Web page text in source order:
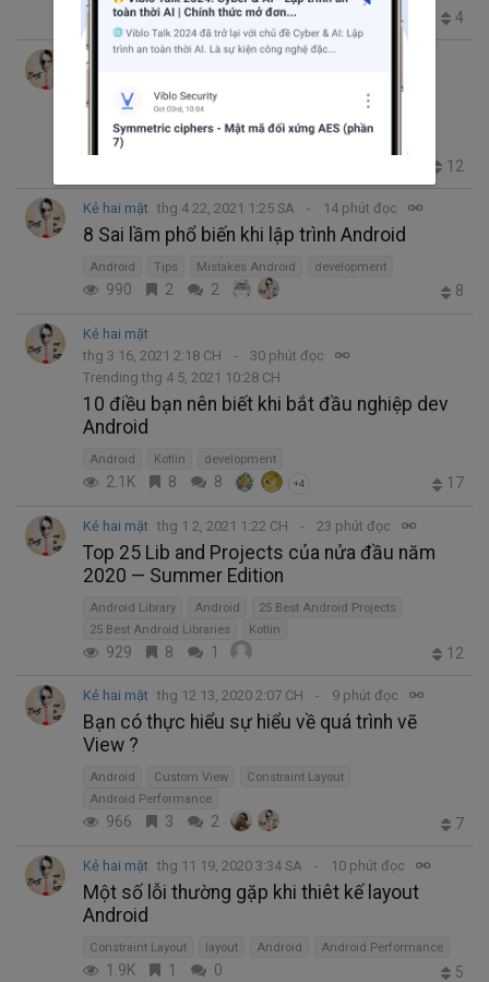
1.1K 1 1 4
Kẻ hai mặt thg 5 21, 2021 2:51 SA
Các loại Design Patterns thường dùng ở
Android và App Architectures - Phần 1
Design Patterns
12
Kẻ hai mặt thg 4 22, 2021 1:25 SA 14 phút đọc
8 Sai lầm phổ biến khi lập trình Android
Android Tips Mistakes Android development
990 2 2 8
Kẻ hai mặt
thg 3 16, 2021 2:18 CH
30 phút đọc
Trending thg 4 5, 2021 10:28 CH
10 điều bạn nên biết khi bắt đầu nghiệp dev
Android
Android Kotlin development
2.1K 8 8 +4 17
Kẻ hai mặt thg 1 2, 2021 1:22 CH 23 phút đọc
Top 25 Lib and Projects của nửa đầu năm
2020 — Summer Edition
Android Library Android
25 Best Android Projects
25 Best Android Libraries
Kotlin
929 8 1 12
Kẻ hai mặt thg 12 13, 2020 2:07 CH 9 phút đọc
Bạn có thực hiểu sự hiểu về quá trình vẽ
View ?
Android Custom View
Constraint Layout
Android Performance
966 3 2 7
Kẻ hai mặt thg 11 19, 2020 3:34 SA 10 phút đọc
Một số lỗi thường gặp khi thiêt kế layout
Android
Constraint Layout layout Android Android Performance
1.9K 1 0 5